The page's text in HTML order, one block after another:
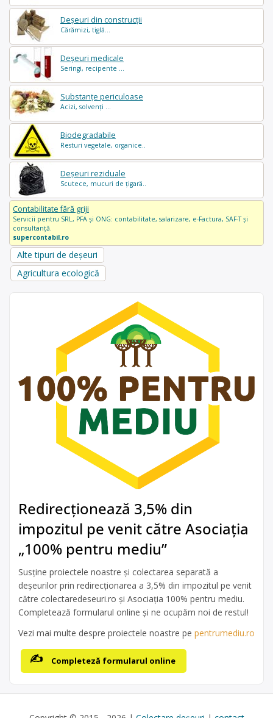
Deșeuri din construcții
Cărămizi, tiglă...
Deșeuri medicale
Seringi, recipente ...
Substanțe periculoase
Acizi, solvenți ...
Biodegradabile
Resturi vegetale, organice..
Deșeuri reziduale
Scutece, mucuri de țigară..
Contabilitate fără griji
Servicii pentru SRL, PFA și ONG: contabilitate, salarizare, e-Factura, SAF-T și
consultanță.
supercontabil.ro
Alte tipuri de deșeuri
Agricultura ecologică
Redirecționează 3,5% din
impozitul pe venit către Asociația
„100% pentru mediu”
Susține proiectele noastre și colectarea separată a
deșeurilor prin redirecționarea a 3,5% din impozitul pe venit
către colectaredeseuri.ro și Asociația 100% pentru mediu.
Completează formularul online și ne ocupăm noi de restul!
Vezi mai multe despre proiectele noastre pe pentrumediu.ro
Completeză formularul online